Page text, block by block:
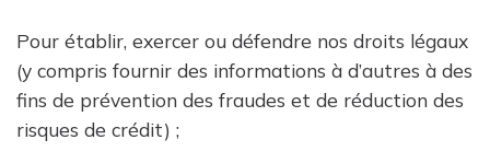
Pour établir, exercer ou défendre nos droits légaux
(y compris fournir des informations à d’autres à des
fins de prévention des fraudes et de réduction des
risques de crédit) ;